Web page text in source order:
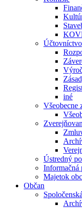
Účtovníctvo
iné
Všeobecne
Ústredný
Informačná
Majetok
Občan